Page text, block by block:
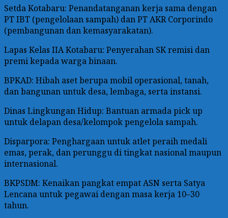
Setda Kotabaru: Penandatanganan kerja sama dengan
PT IBT (pengelolaan sampah) dan PT AKR Corporindo
(pembangunan dan kemasyarakatan).
Lapas Kelas IIA Kotabaru: Penyerahan SK remisi dan
premi kepada warga binaan.
BPKAD: Hibah aset berupa mobil operasional, tanah,
dan bangunan untuk desa, lembaga, serta instansi.
Dinas Lingkungan Hidup: Bantuan armada pick up
untuk delapan desa/kelompok pengelola sampah.
Disparpora: Penghargaan untuk atlet peraih medali
emas, perak, dan perunggu di tingkat nasional maupun
internasional.
BKPSDM: Kenaikan pangkat empat ASN serta Satya
Lencana untuk pegawai dengan masa kerja 10–30
tahun.